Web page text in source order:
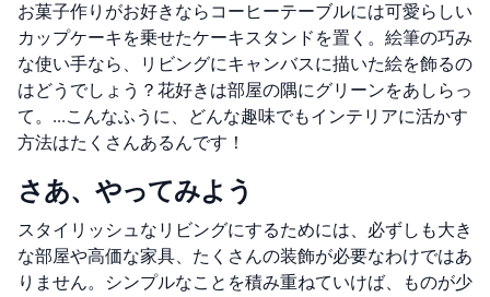
お菓子作りがお好きならコーヒーテーブルには可愛らしい
カップケーキを乗せたケーキスタンドを置く。絵筆の巧み
な使い手なら、リビングにキャンバスに描いた絵を飾るの
はどうでしょう？花好きは部屋の隅にグリーンをあしらっ
て。…こんなふうに、どんな趣味でもインテリアに活かす
方法はたくさんあるんです！
さあ、やってみよう
スタイリッシュなリビングにするためには、必ずしも大き
な部屋や高価な家具、たくさんの装飾が必要なわけではあ
りません。シンプルなことを積み重ねていけば、ものが少